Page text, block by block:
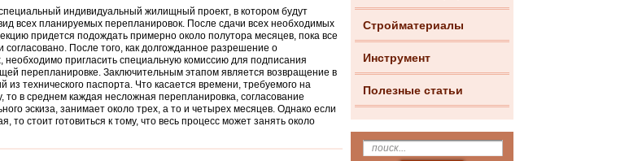
Стройматериалы
Инструмент
Полезные статьи
индивидуальный жилищный проект, в котором будут
всех планируемых перепланировок. После сдачи всех необходимых
придется подождать примерно около полутора месяцев, пока все
После того, как долгожданное разрешение о
необходимо пригласить специальную комиссию для подписания
перепланировке. Заключительным этапом является возвращение в
из технического паспорта. Что касается времени, требуемого на
то в среднем каждая несложная перепланировка, согласование
эскиза, занимает около трех, а то и четырех месяцев. Однако если
то стоит готовиться к тому, что весь процесс может занять около